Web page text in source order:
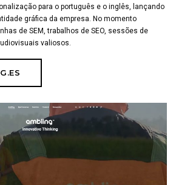
para o português e o inglês, lançando
gráfica da empresa. No momento
de SEM, trabalhos de SEO, sessões de
valiosos.